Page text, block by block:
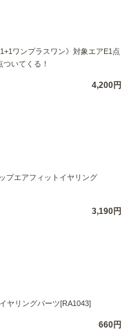
1+1ワンプラスワン》対象エアE1点
いてくる！
4,200円
プエアフィットイヤリング
3,190円
ヤリングパーツ[RA1043]
660円